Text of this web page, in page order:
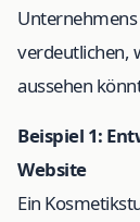
verdeutlichen,
aussehen
Beispiel 1:
Website
Ein